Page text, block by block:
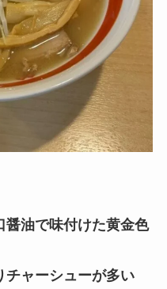
醤油で味付けた黄金色
チャーシューが多い